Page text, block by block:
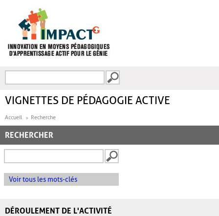
FORMULAIRE DE
VIGNETTES DE PÉDAGOGIE ACTIVE
Accueil Recherche
RECHERCHER
Voir tous les mots-clés
DÉROULEMENT DE L'ACTIVITÉ